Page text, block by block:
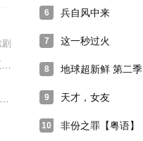
6 兵自风中来
7 这一秒过火
8 地球超新鲜 第二季
9 天才，女友
10 非份之罪【粤语】